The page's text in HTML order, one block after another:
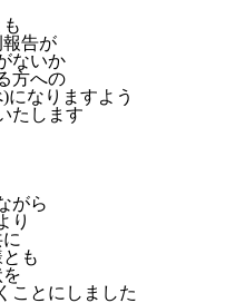
告が
ないか
方への
になりますよう
たします
がら
り
も
ことにしました